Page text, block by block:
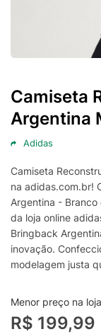
Camiseta
Argentina
Adidas
Camiseta
na adidas.com.br!
Argentina - Branco
da loja online
Bringback
inovação.
modelagem justa
tornando-se uma
decote ombro a
contemporânea,
personalizado e
Menor preço na
R$ 199,99